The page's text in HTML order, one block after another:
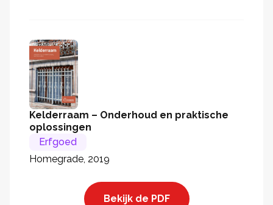
Kelderraam – Onderhoud en praktische
oplossingen
Erfgoed
Homegrade, 2019
Bekijk de PDF